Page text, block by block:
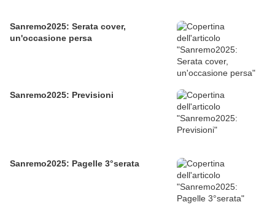
Sanremo2025: Serata cover,
un'occasione persa
Sanremo2025: Previsioni
Sanremo2025: Pagelle 3°serata